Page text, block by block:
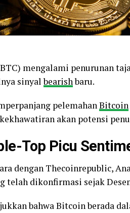
mengalami penurunan
sinyalbearishbaru.
pelemahanBitcoin
akan potensi
Top Picu
dengan Thecoinrepublic,
telah dikonfirmasi sejak
bahwa Bitcoin berada